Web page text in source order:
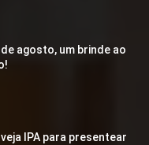
agosto, um brinde ao
IPA para presentear